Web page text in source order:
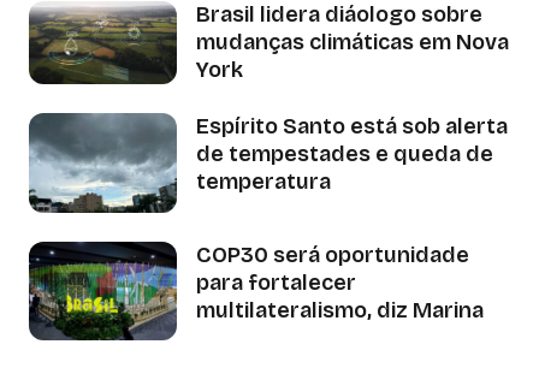
Brasil lidera diáologo sobre
mudanças climáticas em Nova
York
Espírito Santo está sob alerta
de tempestades e queda de
temperatura
COP30 será oportunidade
para fortalecer
multilateralismo, diz Marina